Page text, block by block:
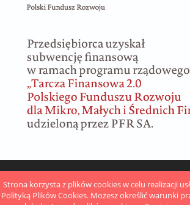
Strona korzysta z plików cookies w celu realizacji
Polityką Plików Cookies. Możesz określić warunki
POKAŻ PEŁNĄ WERSJĘ